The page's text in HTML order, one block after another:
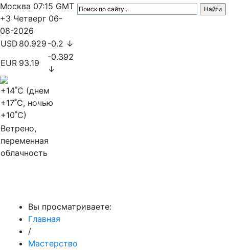
Москва 07:15 GMT
+3 Четверг 06-
08-2026
USD 80.929 -0.2 ↓
EUR 93.19
-0.392
↓
+14˚C (днем
+17˚C, ночью
+10˚C)
Ветрено,
переменная
облачность
Вы просматриваете:
Главная
/
Мастерство